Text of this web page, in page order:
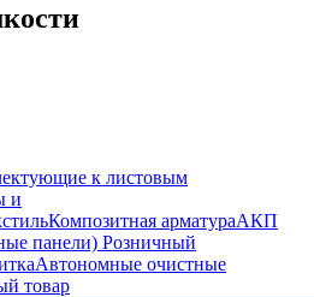
к листовым
и
Композитная арматураАКП
панели) Розничный
Автономные очистные
товар